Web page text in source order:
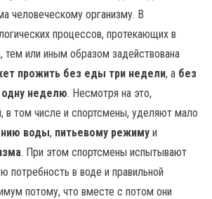
человеческому организму. В
процессов, протекающих в
тем или иным образом задействована
прожить без еды три недели, а без
неделю. Несмотря на это,
в том числе и спортсмены, уделяют мало
воды, питьевому режиму и
. При этом спортсмены испытывают
потребность в воде и правильной
потому, что вместе с потом они